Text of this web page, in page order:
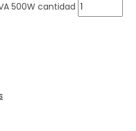
500W cantidad